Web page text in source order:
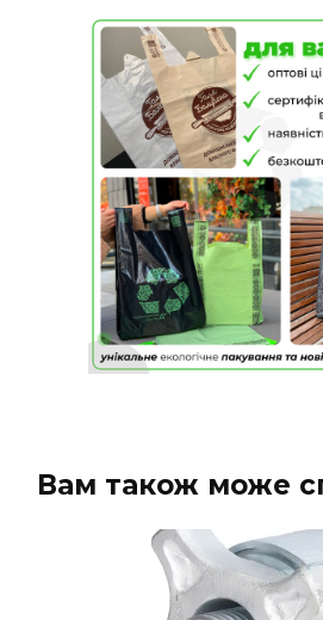
Вам також може